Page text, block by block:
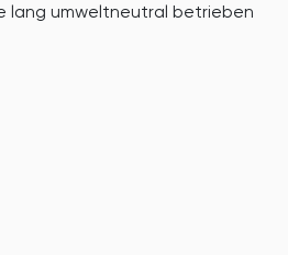
lang umweltneutral betrieben